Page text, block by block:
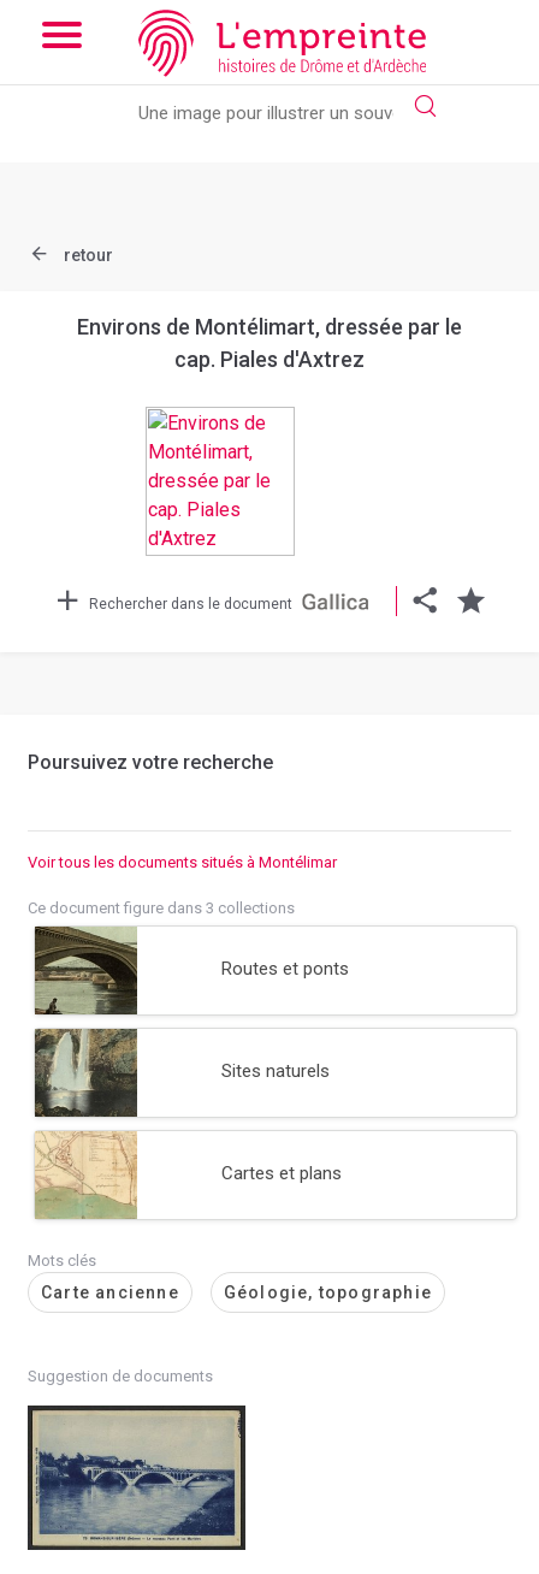
Array ( [slug] => document [ref] => btv1b8440719p )
new slick-theme.css if you want the default styling
retour
Environs de Montélimart, dressée par le
cap. Piales d'Axtrez
Rechercher dans le document
Poursuivez votre recherche
Voir tous les documents situés à Montélimar
Ce document figure dans 3 collections
Routes et ponts
Sites naturels
Cartes et plans
Mots clés
Carte ancienne Géologie, topographie
Suggestion de documents